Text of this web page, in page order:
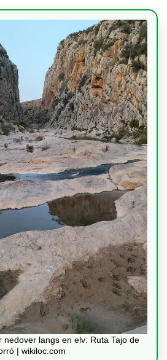
nedover langs en elv: Ruta Tajo de
| wikiloc.com